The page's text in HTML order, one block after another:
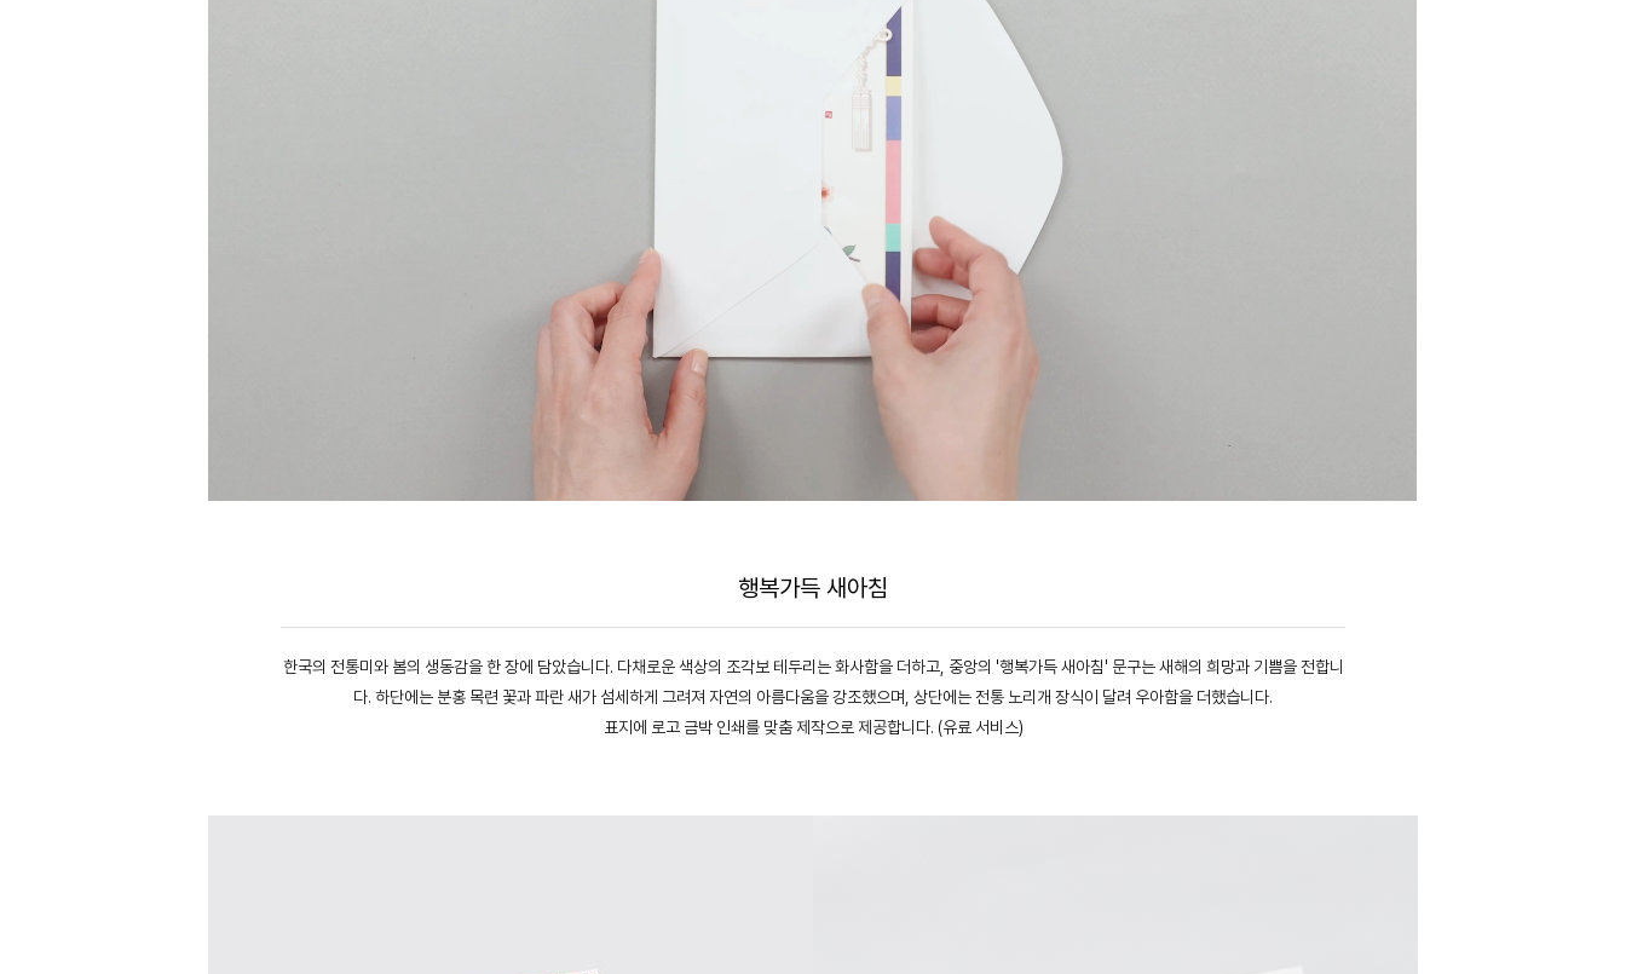
행복가득 새아침
한국의 전통미와 봄의 생동감을 한 장에 담았습니다. 다채로운 색상의 조각보 테두리는 화사함을 더하고, 중앙의 '행복가득 새아침' 문구는 새해의 희망과 기쁨을 전합니
다. 하단에는 분홍 목련 꽃과 파란 새가 섬세하게 그려져 자연의 아름다움을 강조했으며, 상단에는 전통 노리개 장식이 달려 우아함을 더했습니다.
표지에 로고 금박 인쇄를 맞춤 제작으로 제공합니다. (유료 서비스)